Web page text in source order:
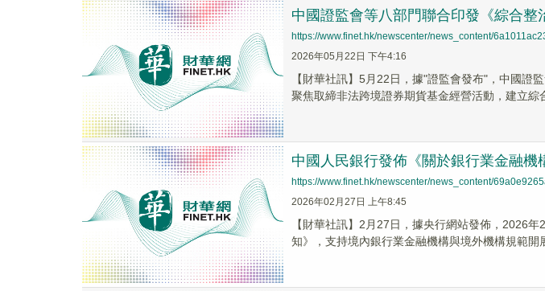
中國證監會等八部門聯合印發《綜合整
https://www.finet.hk/newscenter/news_content/
2026年05月22日 下午4:16
【財華社訊】5月22日，據"證監會發布"，中國證
聚焦取締非法跨境證券期貨基金經營活動，建立綜
中國人民銀行發佈《關於銀行業金融機
https://www.finet.hk/newscenter/news_content/
2026年02月27日 上午8:45
【財華社訊】2月27日，據央行網站發佈，2026
知》，支持境內銀行業金融機構與境外機構規範開